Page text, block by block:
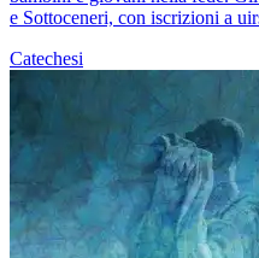
e Sottoceneri, con iscrizioni a
Catechesi